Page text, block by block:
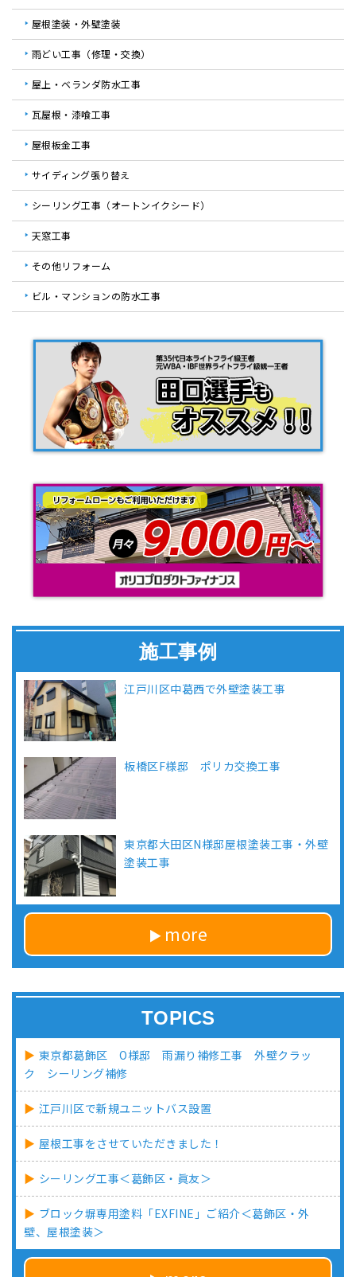
屋根塗装・外壁塗装
雨どい工事（修理・交換）
屋上・ベランダ防水工事
瓦屋根・漆喰工事
屋根板金工事
サイディング張り替え
シーリング工事（オートンイクシード）
天窓工事
その他リフォーム
ビル・マンションの防水工事
施工事例
江戸川区中葛西で外壁塗装工事
板橋区F様邸 ポリカ交換工事
東京都大田区N様邸屋根塗装工事・外壁
塗装工事
more
TOPICS
東京都葛飾区 O様邸 雨漏り補修工事 外壁クラッ
ク シーリング補修
江戸川区で新規ユニットバス設置
屋根工事をさせていただきました！
シーリング工事＜葛飾区・眞友＞
ブロック塀専用塗料「EXFINE」ご紹介＜葛飾区・外
壁、屋根塗装＞